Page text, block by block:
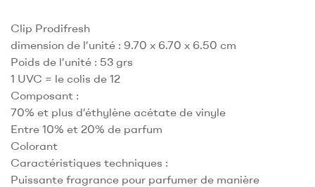
Clip Prodifresh
dimension de l’unité : 9.70 x 6.70 x 6.50 cm
Poids de l’unité : 53 grs
1 UVC = le colis de 12
Composant :
70% et plus d’éthylène acétate de vinyle
Entre 10% et 20% de parfum
Colorant
Caractéristiques techniques :
Puissante fragrance pour parfumer de manière